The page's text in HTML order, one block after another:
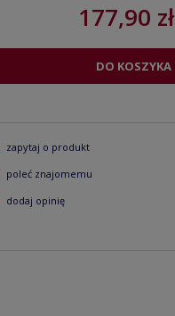
177,90 zł
DO KOSZYKA
zapytaj o produkt
poleć znajomemu
dodaj opinię